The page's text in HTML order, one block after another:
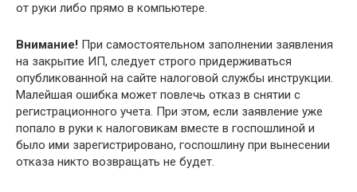
от руки либо прямо в компьютере.
Внимание! При самостоятельном заполнении заявления
на закрытие ИП, следует строго придерживаться
опубликованной на сайте налоговой службы инструкции.
Малейшая ошибка может повлечь отказ в снятии с
регистрационного учета. При этом, если заявление уже
попало в руки к налоговикам вместе в госпошлиной и
было ими зарегистрировано, госпошлину при вынесении
отказа никто возвращать не будет.